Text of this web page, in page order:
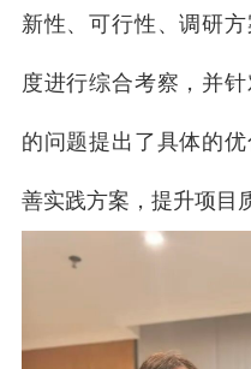
新性、可行性、调研
度进行综合考察，并
的问题提出了具体的
善实践方案，提升项目